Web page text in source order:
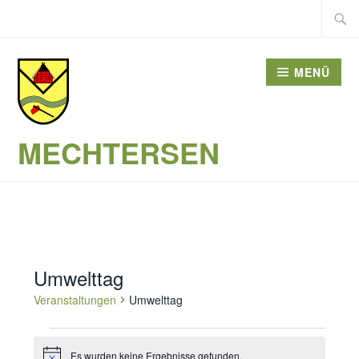
springen
Suche
MECHTERSEN
MENÜ
Umwelttag
Veranstaltungen Umwelttag
Veranstaltungen
Es wurden keine Ergebnisse gefunden.